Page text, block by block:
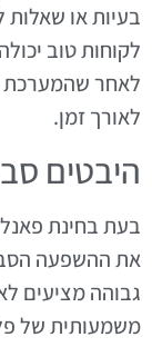
בעיות או
לקוחות טוב
לאחר שהמערכת
לאורך זמן.
היבטים
בעת בחינת
את ההשפעה
גבוהה מציעים
משמעותית של